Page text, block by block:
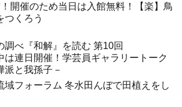
！開催のため当日は入館無料！【楽】鳥
つくろう
調べ『和解』を読む 第10回
は連日開催！学芸員ギャラリートーク
派と我孫子－
域フォーラム 冬水田んぼで田植えをし